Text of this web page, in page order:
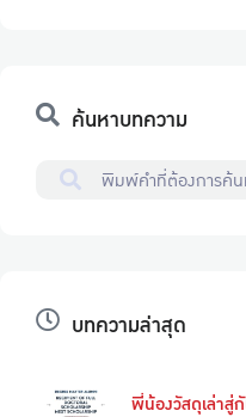
ค้นหาบทความ
บทความล่าสุด
พี่น้องวัสดุเล่าสู่